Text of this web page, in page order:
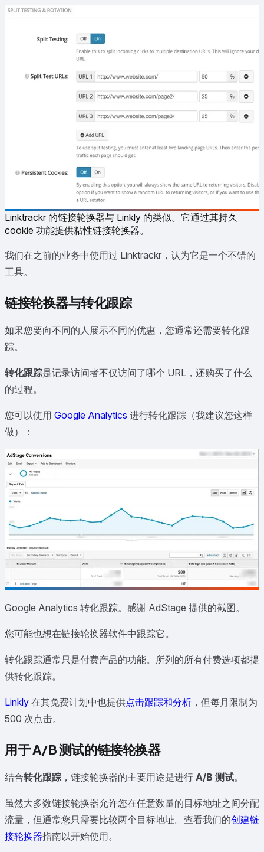
Linktrackr 的链接轮换器与 Linkly 的类似。它通过其持久
cookie 功能提供粘性链接轮换器。
我们在之前的业务中使用过 Linktrackr，认为它是一个不错的
工具。
链接轮换器与转化跟踪
如果您要向不同的人展示不同的优惠，您通常还需要转化跟
踪。
转化跟踪是记录访问者不仅访问了哪个 URL，还购买了什么
的过程。
您可以使用 Google Analytics 进行转化跟踪（我建议您这样
做）：
Google Analytics 转化跟踪。感谢 AdStage 提供的截图。
您可能也想在链接轮换器软件中跟踪它。
转化跟踪通常只是付费产品的功能。所列的所有付费选项都提
供转化跟踪。
Linkly 在其免费计划中也提供点击跟踪和分析 ，但每月限制为
500 次点击。
用于 A/B 测试的链接轮换器
结合转化跟踪 ，链接轮换器的主要用途是进行 A/B 测试。
虽然大多数链接轮换器允许您在任意数量的目标地址之间分配
流量，但通常您只需要比较两个目标地址。查看我们的创建链
接轮换器指南以开始使用。